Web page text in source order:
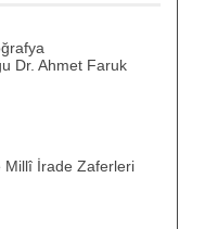
Dr. Ahmet Faruk
Millî İrade Zaferleri